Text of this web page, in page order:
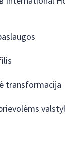
transformacija